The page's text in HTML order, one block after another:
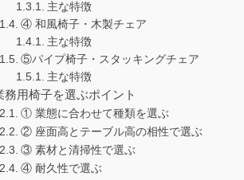
主な特徴
④ 和風椅子・木製チェア
主な特徴
⑤パイプ椅子・スタッキングチェア
主な特徴
務用椅子を選ぶポイント
① 業態に合わせて種類を選ぶ
② 座面高とテーブル高の相性で選ぶ
③ 素材と清掃性で選ぶ
④ 耐久性で選ぶ